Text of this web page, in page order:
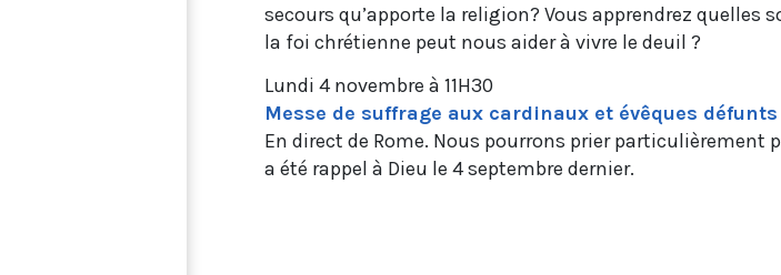
secours qu’apporte la religion? Vous apprendrez quelles
la foi chrétienne peut nous aider à vivre le deuil ?
Lundi 4 novembre à 11H30
Messe de suffrage aux cardinaux et évêques défunts
En direct de Rome. Nous pourrons prier particulièrement
a été rappel à Dieu le 4 septembre dernier.